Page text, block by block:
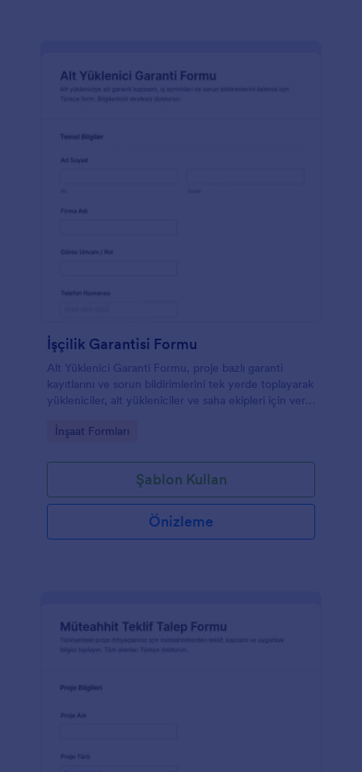
İşçilik Garantisi Formu
Alt Yüklenici Garanti Formu, proje bazlı garanti
kayıtlarını ve sorun bildirimlerini tek yerde toplayarak
yükleniciler, alt yükleniciler ve saha ekipleri için veri
Go to Category:
İnşaat Formları
Şablon Kullan
Önizleme